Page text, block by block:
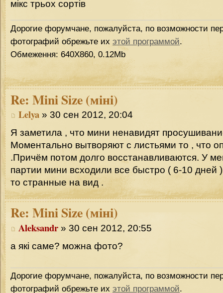
мікс трьох сортів
Дорогие форумчане, пожалуйста, по возможности
фотографий обрежьте их этой программой.
Обмеження: 640Х860, 0.12Mb
Re: Mini Size (міні)
Lelya » 30 сен 2012, 20:04
Я заметила , что мини ненавидят
Моментально вытворяют с листьями то , что
.Причём потом долго восстанавливаются. У
партии мини всходили все быстро ( 6-10 дней
то странные на вид .
Re: Mini Size (міні)
Aleksandr » 30 сен 2012, 20:55
а які саме? можна фото?
Дорогие форумчане, пожалуйста, по возможности
фотографий обрежьте их этой программой.